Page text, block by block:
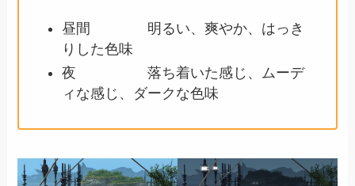
昼間 明るい、爽やか、はっき
りした色味
夜 落ち着いた感じ、ムーデ
ィな感じ、ダークな色味